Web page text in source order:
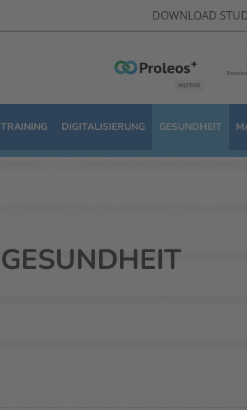
DOWNLOAD
TRAINING DIGITALISIERUNG GESUNDHEIT
GESUNDHEIT